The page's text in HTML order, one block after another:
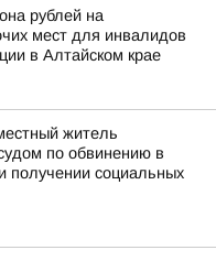
рублей на
мест для инвалидов
в Алтайском крае
житель
по обвинению в
получении социальных